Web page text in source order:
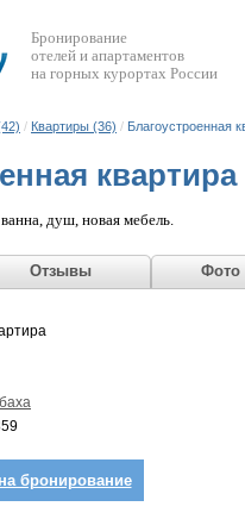
Бронирование
отелей и апартаментов
на горных курортах России
/ Квартиры (36) / Благоустроенная
квартира
душ, новая мебель.
Отзывы Фото
бронирование